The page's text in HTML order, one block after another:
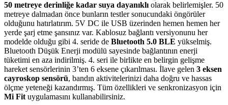
50 metreye derinliğe kadar suya dayanıklı olarak belirlemişler. 50
metreye dalmadan önce bunların testler sonucundaki öngörüler
olduğunu hatırlatırım. 5V DC ile USB üzerinden hemen hemen her
yerde şarj etme şansınız var. Kablosuz bağlantı versiyonunu her
modelde olduğu gibi 4. seride de Bluetooth 5.0 BLE yükselmiş.
Bluetooth Düşük Enerji modülü sayesinde bağlantının enerji
tüketimi en aza indirilmiş. 4. seri ile birlikte en belirgin gelişme
hareket sensörlerinin 3’ten 6 eksene çıkarılması. İlave gelen 3 eksen
cayroskop sensörü, bandın aktivitelerinizi daha doğru ve hassas
ölçme yeteneği kazandırmış. Tüm özellikleri ve senkronizasyon için
Mi Fit uygulamasını kullanabilirsiniz.